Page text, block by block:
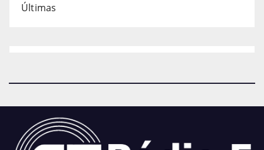
Últimas